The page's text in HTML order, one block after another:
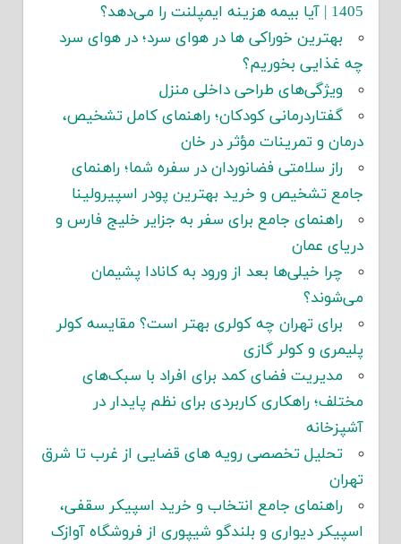
1405 | آیا بیمه هزینه ایمپلنت را می‌دهد؟
بهترین خوراکی ها در هوای سرد؛ در هوای سرد
چه غذایی بخوریم؟
ویژگی‌های طراحی داخلی منزل
گفتاردرمانی کودکان؛ راهنمای کامل تشخیص،
درمان و تمرینات مؤثر در خان
راز سلامتی فضانوردان در سفره شما؛ راهنمای
جامع تشخیص و خرید بهترین پودر اسپیرولینا
راهنمای جامع برای سفر به جزایر خلیج فارس و
دریای عمان
چرا خیلی‌ها بعد از ورود به کانادا پشیمان
می‌شوند؟
برای تهران چه کولری بهتر است؟ مقایسه کولر
پلیمری و کولر گازی
مدیریت فضای کمد برای افراد با سبک‌های
مختلف؛ راهکاری کاربردی برای نظم پایدار در
آشپزخانه
تحلیل تخصصی رویه های قضایی از غرب تا شرق
تهران
راهنمای جامع انتخاب و خرید اسپیکر سقفی،
اسپیکر دیواری و بلندگو شیپوری از فروشگاه آوازک